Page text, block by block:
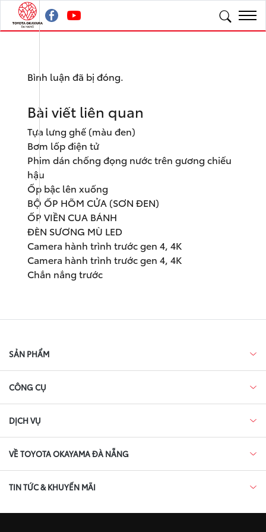
Bình luận đã bị đóng.
Bài viết liên quan
Tựa lưng ghế (màu đen)
Bơm lốp điện tử
Phim dán chống đọng nước trên gương chiếu
hậu
Ốp bậc lên xuống
BỘ ỐP HÕM CỬA (SƠN ĐEN)
ỐP VIỀN CUA BÁNH
ĐÈN SƯƠNG MÙ LED
Camera hành trình trước gen 4, 4K
Camera hành trình trước gen 4, 4K
Chắn nắng trước
SẢN PHẨM
CÔNG CỤ
DỊCH VỤ
VỀ TOYOTA OKAYAMA ĐÀ NẴNG
TIN TỨC & KHUYẾN MÃI